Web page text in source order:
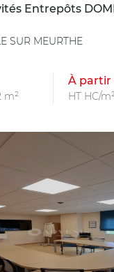
Entrepôts
SUR MEURTHE
m²
À partir
HT HC/